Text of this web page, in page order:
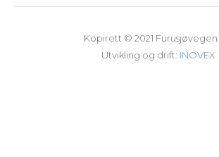
Kopirett © 2021 Furusjøvegen
Utvikling og drift: INOVEX